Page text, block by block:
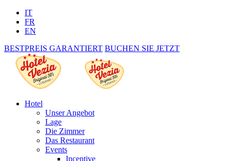
IT
FR
EN
BESTPREIS GARANTIERT BUCHEN SIE JETZT
Hotel
Unser Angebot
Lage
Die Zimmer
Das Restaurant
Events
Incentive